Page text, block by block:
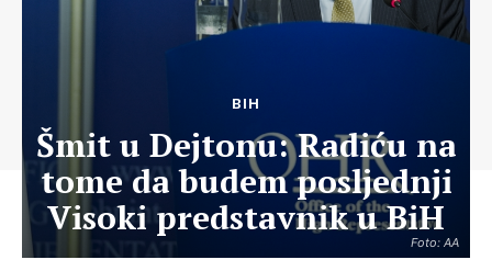
Foto: AA
BIH
Šmit u Dejtonu: Radiću na
tome da budem posljednji
Visoki predstavnik u BiH